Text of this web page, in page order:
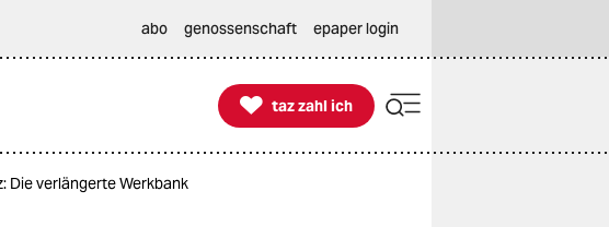
abo genossenschaft epaper login

taz zahl ich
taz zahl ich
Die verlängerte Werkbank